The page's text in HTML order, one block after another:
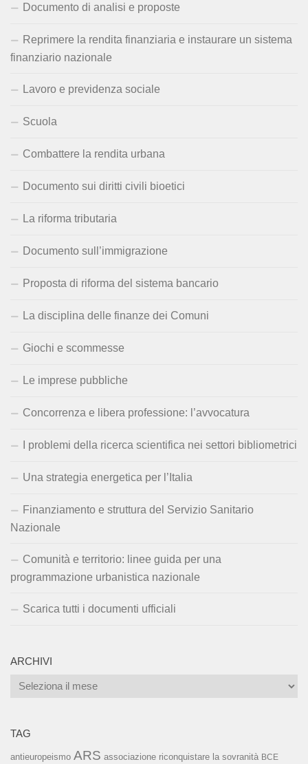
Documento di analisi e proposte
Reprimere la rendita finanziaria e instaurare un sistema
finanziario nazionale
Lavoro e previdenza sociale
Scuola
Combattere la rendita urbana
Documento sui diritti civili bioetici
La riforma tributaria
Documento sull’immigrazione
Proposta di riforma del sistema bancario
La disciplina delle finanze dei Comuni
Giochi e scommesse
Le imprese pubbliche
Concorrenza e libera professione: l’avvocatura
I problemi della ricerca scientifica nei settori bibliometrici
Una strategia energetica per l’Italia
Finanziamento e struttura del Servizio Sanitario
Nazionale
Comunità e territorio: linee guida per una
programmazione urbanistica nazionale
Scarica tutti i documenti ufficiali
ARCHIVI
Archivi
TAG
antieuropeismo ARS associazione riconquistare la sovranità BCE